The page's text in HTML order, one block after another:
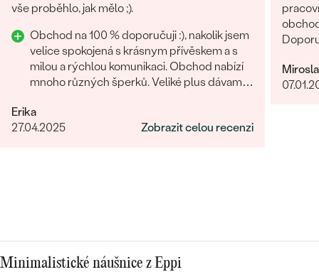
vše proběhlo, jak mělo ;).
Obchod na 100 % doporučuji :), nakolik jsem
velice spokojená s krásnym přívěskem a s
milou a rýchlou komunikaci. Obchod nabízí
mnoho různých šperků. Veliké plus dávam i
Erika
27.04.2025
Zobrazit celou recenzi
Minimalistické náušnice z Eppi